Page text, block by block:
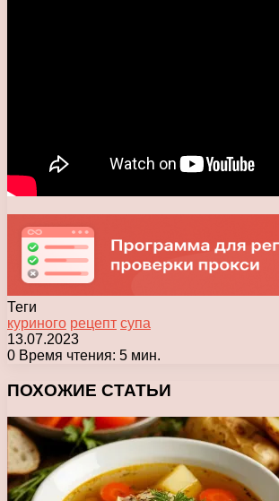
Теги
куриного рецепт супа
13.07.2023
0 Время чтения: 5 мин.
ПОХОЖИЕ СТАТЬИ